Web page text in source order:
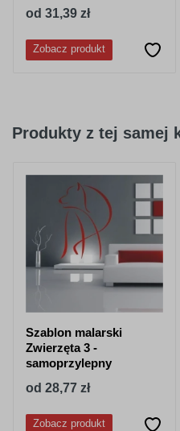
od 31,39 zł
Zobacz produkt
Produkty z tej samej
Szablon malarski
Zwierzęta 3 -
samoprzylepny
od 28,77 zł
Zobacz produkt